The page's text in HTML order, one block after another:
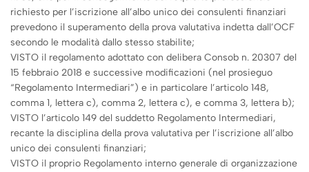
richiesto per l’iscrizione all’albo unico dei consulenti finanziari
prevedono il superamento della prova valutativa indetta dall’OCF
secondo le modalità dallo stesso stabilite;
VISTO il regolamento adottato con delibera Consob n. 20307 del
15 febbraio 2018 e successive modificazioni (nel prosieguo
“Regolamento Intermediari”) e in particolare l’articolo 148,
comma 1, lettera c), comma 2, lettera c), e comma 3, lettera b);
VISTO l’articolo 149 del suddetto Regolamento Intermediari,
recante la disciplina della prova valutativa per l’iscrizione all’albo
unico dei consulenti finanziari;
VISTO il proprio Regolamento interno generale di organizzazione